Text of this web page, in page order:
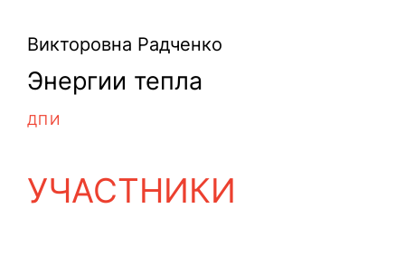
Викторовна Радченко
Энергии тепла
ДПИ
УЧАСТНИКИ